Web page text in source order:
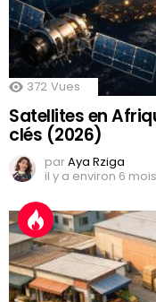
372 Vues
Satellites en
clés (2026)
parAya Rziga
il y a environ 6 mois